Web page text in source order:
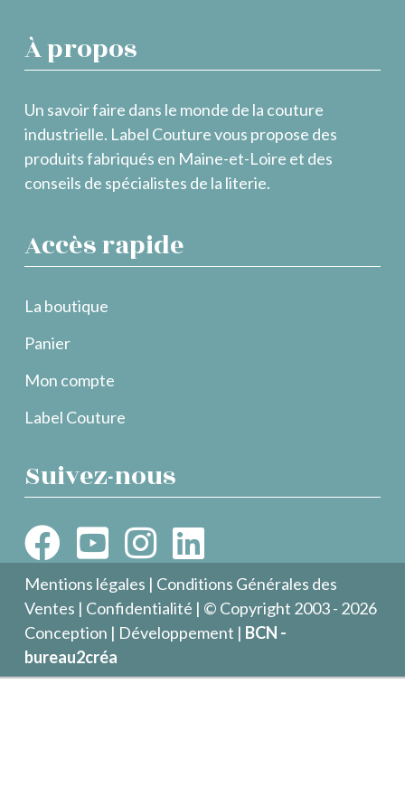
À propos
Un savoir faire dans le monde de la couture
industrielle. Label Couture vous propose des
produits fabriqués en Maine-et-Loire et des
conseils de spécialistes de la literie.
Accès rapide
La boutique
Panier
Mon compte
Label Couture
Suivez-nous
Mentions légales | Conditions Générales des
Ventes | Confidentialité | © Copyright 2003 - 2026
Conception | Développement | BCN -
bureau2créa